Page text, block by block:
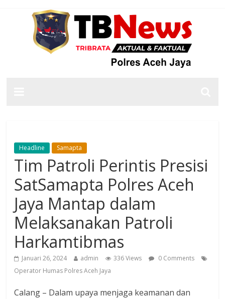
Headline Samapta
Tim Patroli Perintis Presisi
SatSamapta Polres Aceh
Jaya Mantap dalam
Melaksanakan Patroli
Harkamtibmas
Januari 26, 2024 admin 336 Views
0 Comments
Operator Humas Polres Aceh Jaya
Calang – Dalam upaya menjaga keamanan dan